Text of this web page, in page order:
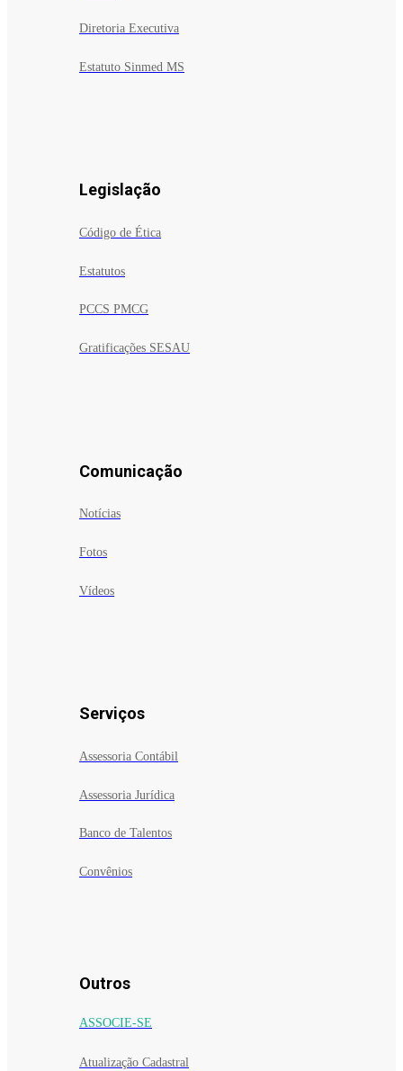
Diretoria Executiva
Estatuto Sinmed MS
Legislação
Código de Ética
Estatutos
PCCS PMCG
Gratificações SESAU
Comunicação
Notícias
Fotos
Vídeos
Serviços
Assessoria Contábil
Assessoria Jurídica
Banco de Talentos
Convênios
Outros
ASSOCIE-SE
Atualização Cadastral